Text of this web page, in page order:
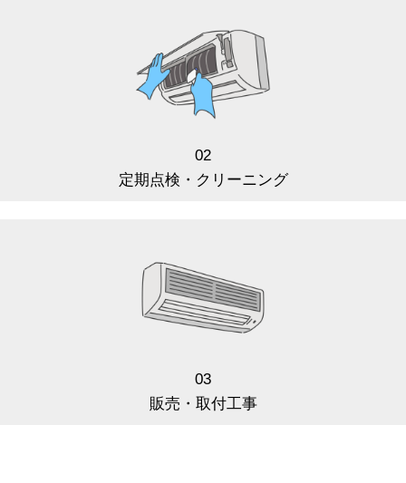
02
定期点検・クリーニング
03
販売・取付工事